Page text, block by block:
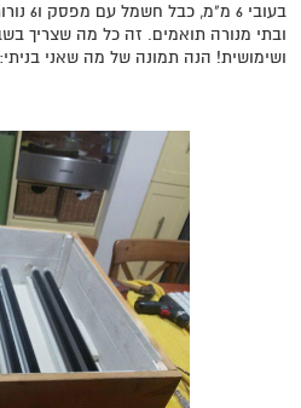
בעובי
ובתי מנורה תואמים. זה כל מה שצריך
ושימושית! הנה תמונה של מה שאני בניתי: